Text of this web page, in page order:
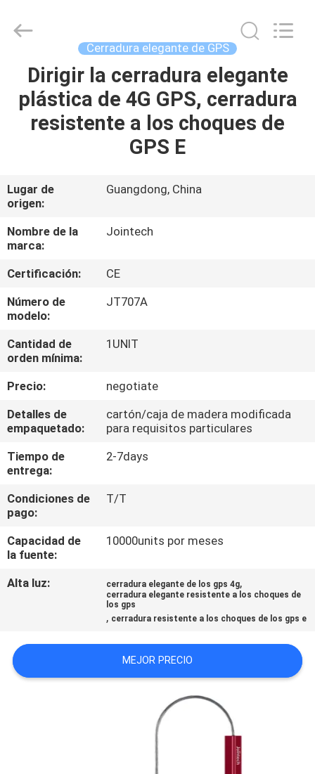
HOGAR
PRODUCTOS
SHOW
SOBRE
NOSOTROS
VIAJE
DE
LA
CONTROL
CALIDAD
ÉNTRENOS
EN
CONTACTO
CON
UNA
CITA
Technology
Cerradura elegante de GPS
Dirigir la cerradura elegante
plástica de 4G GPS, cerradura
resistente a los choques de
GPS E
Lugar de
origen:
Guangdong, China
Nombre de la
marca:
Jointech
Certificación:
CE
Número de
modelo:
JT707A
Cantidad de
orden mínima:
1UNIT
Precio:
negotiate
Detalles de
empaquetado:
cartón/caja de madera modificada
para requisitos particulares
Tiempo de
entrega:
2-7days
Condiciones de
pago:
T/T
Capacidad de
la fuente:
10000units por meses
Alta luz: cerradura elegante de los gps 4g,
cerradura elegante resistente a los choques de
los gps
, cerradura resistente a los choques de los gps e
MEJOR PRECIO